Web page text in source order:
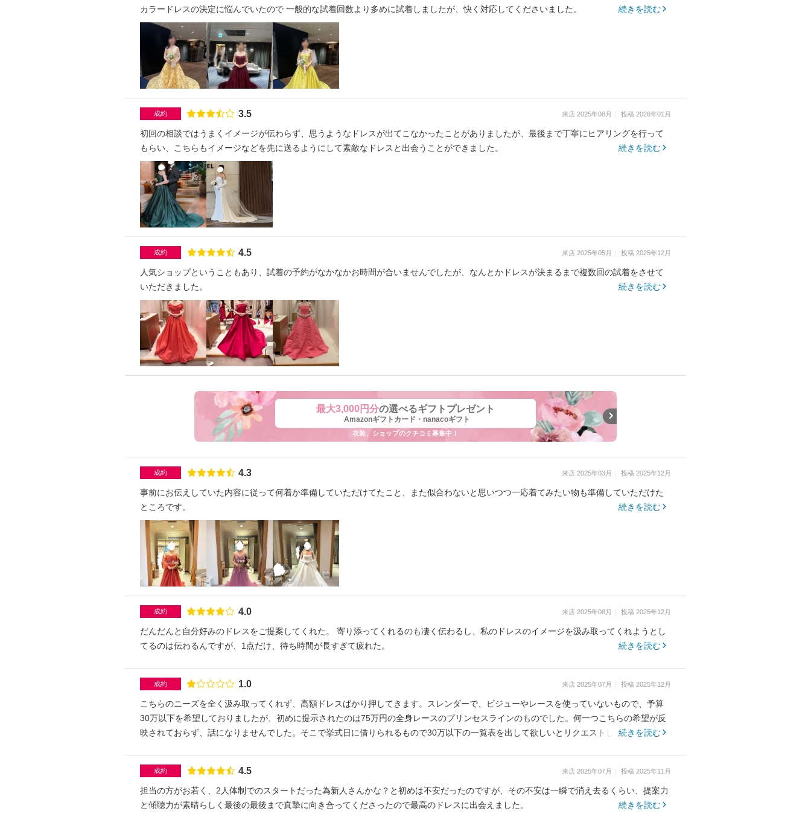
カラードレスの決定に悩んでいたので 一般的な試着回数より多めに試着しましたが、快く対応してくださいました。 続きを読む
成約 点数
3.5 来店 2025年08月 投稿 2026年01月
初回の相談ではうまくイメージが伝わらず、思うようなドレスが出てこなかったことがありましたが、最後まで丁寧にヒアリングを行って
もらい、こちらもイメージなどを先に送るようにして素敵なドレスと出会うことができました。
続きを読む
成約 点数
4.5 来店 2025年05月 投稿 2025年12月
人気ショップということもあり、試着の予約がなかなかお時間が合いませんでしたが、なんとかドレスが決まるまで複数回の試着をさせて
いただきました。
続きを読む
最大3,000円分の選べるギフトプレゼント
Amazonギフトカード・nanacoギフト
衣装、ショップのクチコミ募集中！
成約 点数
4.3 来店 2025年03月 投稿 2025年12月
事前にお伝えしていた内容に従って何着か準備していただけてたこと、また似合わないと思いつつ一応着てみたい物も準備していただけた
ところです。
続きを読む
成約 点数
4.0 来店 2025年08月 投稿 2025年12月
だんだんと自分好みのドレスをご提案してくれた。 寄り添ってくれるのも凄く伝わるし、私のドレスのイメージを汲み取ってくれようとし
てるのは伝わるんですが、1点だけ、待ち時間が長すぎて疲れた。
続きを読む
成約 点数
1.0 来店 2025年07月 投稿 2025年12月
こちらのニーズを全く汲み取ってくれず、高額ドレスばかり押してきます。スレンダーで、ビジューやレースを使っていないもので、予算
30万以下を希望しておりましたが、初めに提示されたのは75万円の全身レースのプリンセスラインのものでした。何一つこちらの希望が反
映されておらず、話になりませんでした。そこで挙式日に借りられるもので30万以下の一覧表を出して欲しいとリクエストしましたが「で
のをサイズ調整していただくことが現実的です」との説明を受けました。どれだけドレスの数が少ないのでしょうか。。結婚式場の系列店
でなければ、もう2度と利用したくないと思いました。
続きを読む
成約 点数
4.5 来店 2025年07月 投稿 2025年11月
担当の方がお若く、2人体制でのスタートだった為新人さんかな？と初めは不安だったのですが、その不安は一瞬で消え去るくらい、提案力
と傾聴力が素晴らしく最後の最後まで真摯に向き合ってくださったので最高のドレスに出会えました。
続きを読む